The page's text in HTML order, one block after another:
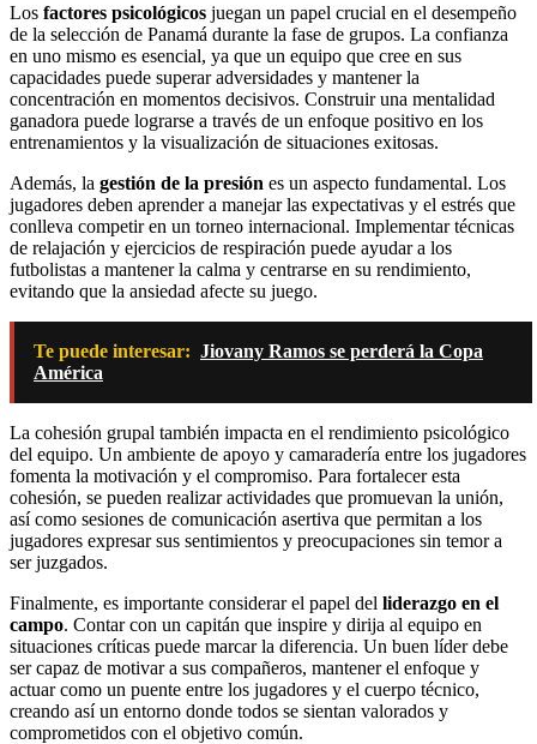
Los factores psicológicos juegan un papel crucial en el desempeño
de la selección de Panamá durante la fase de grupos. La confianza
en uno mismo es esencial, ya que un equipo que cree en sus
capacidades puede superar adversidades y mantener la
concentración en momentos decisivos. Construir una mentalidad
ganadora puede lograrse a través de un enfoque positivo en los
entrenamientos y la visualización de situaciones exitosas.
Además, la gestión de la presión es un aspecto fundamental. Los
jugadores deben aprender a manejar las expectativas y el estrés que
conlleva competir en un torneo internacional. Implementar técnicas
de relajación y ejercicios de respiración puede ayudar a los
futbolistas a mantener la calma y centrarse en su rendimiento,
evitando que la ansiedad afecte su juego.
Te puede interesar: Jiovany Ramos se perderá la Copa
América
La cohesión grupal también impacta en el rendimiento psicológico
del equipo. Un ambiente de apoyo y camaradería entre los jugadores
fomenta la motivación y el compromiso. Para fortalecer esta
cohesión, se pueden realizar actividades que promuevan la unión,
así como sesiones de comunicación asertiva que permitan a los
jugadores expresar sus sentimientos y preocupaciones sin temor a
ser juzgados.
Finalmente, es importante considerar el papel del liderazgo en el
campo. Contar con un capitán que inspire y dirija al equipo en
situaciones críticas puede marcar la diferencia. Un buen líder debe
ser capaz de motivar a sus compañeros, mantener el enfoque y
actuar como un puente entre los jugadores y el cuerpo técnico,
creando así un entorno donde todos se sientan valorados y
comprometidos con el objetivo común.